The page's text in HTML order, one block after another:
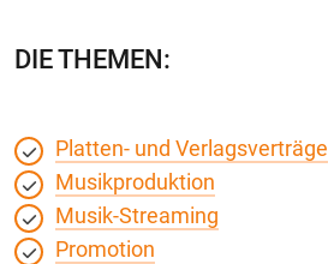
DIE THEMEN:
Platten- und Verlagsverträge
Musikproduktion
Musik-Streaming
Promotion